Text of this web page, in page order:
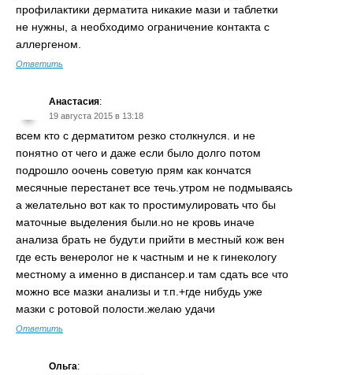
профилактики дерматита никакие мази и таблетки
не нужны, а необходимо ограничение контакта с
аллергеном.
Ответить
Анастасия:
19 августа 2015 в 13:18
всем кто с дерматитом резко столкнулся. и не
понятно от чего и даже если было долго потом
подрошло оочень советую прям как кончатся
месячные перестанет все течь.утром не подмываясь
а желательно вот как то простимулировать что бы
маточные выделения были.но не кровь иначе
анализа брать не будут.и прийти в местный кож вен
где есть венеролог не к частным и не к гинекологу
местному а именно в диспансер.и там сдать все что
можно все мазки анализы и т.п.+где нибудь уже
мазки с ротовой полости.желаю удачи
Ответить
Ольга: